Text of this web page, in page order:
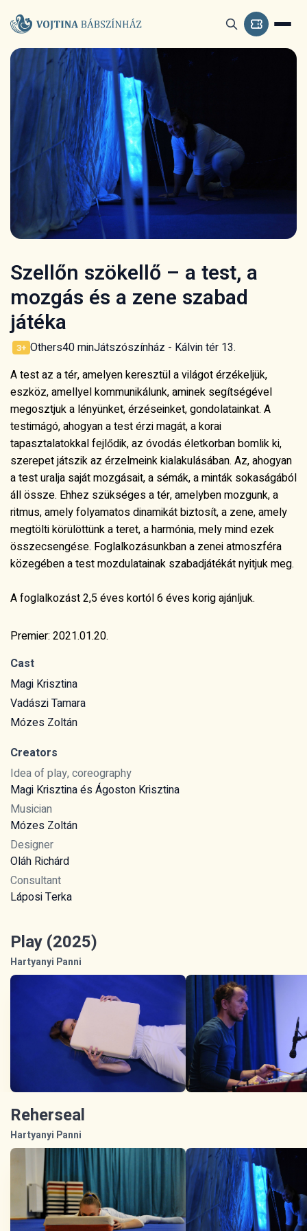
Szellőn szökellő – a test, a
mozgás és a zene szabad
játéka
3+ Others40 minJátszószínház - Kálvin tér 13.
A test az a tér, amelyen keresztül a világot érzékeljük,
eszköz, amellyel kommunikálunk, aminek segítségével
megosztjuk a lényünket, érzéseinket, gondolatainkat. A
testimágó, ahogyan a test érzi magát, a korai
tapasztalatokkal fejlődik, az óvodás életkorban bomlik ki,
szerepet játszik az érzelmeink kialakulásában. Az, ahogyan
a test uralja saját mozgásait, a sémák, a minták sokaságából
áll össze. Ehhez szükséges a tér, amelyben mozgunk, a
ritmus, amely folyamatos dinamikát biztosít, a zene, amely
megtölti körülöttünk a teret, a harmónia, mely mind ezek
összecsengése. Foglalkozásunkban a zenei atmoszféra
közegében a test mozdulatainak szabadjátékát nyitjuk meg.
A foglalkozást 2,5 éves kortól 6 éves korig ajánljuk.
Premier: 2021.01.20.
Cast
Magi Krisztina
Vadászi Tamara
Mózes Zoltán
Creators
Idea of play, coreography
Magi Krisztina és Ágoston Krisztina
Musician
Mózes Zoltán
Designer
Oláh Richárd
Consultant
Láposi Terka
Play (2025)
Hartyanyi Panni
Reherseal
Hartyanyi Panni